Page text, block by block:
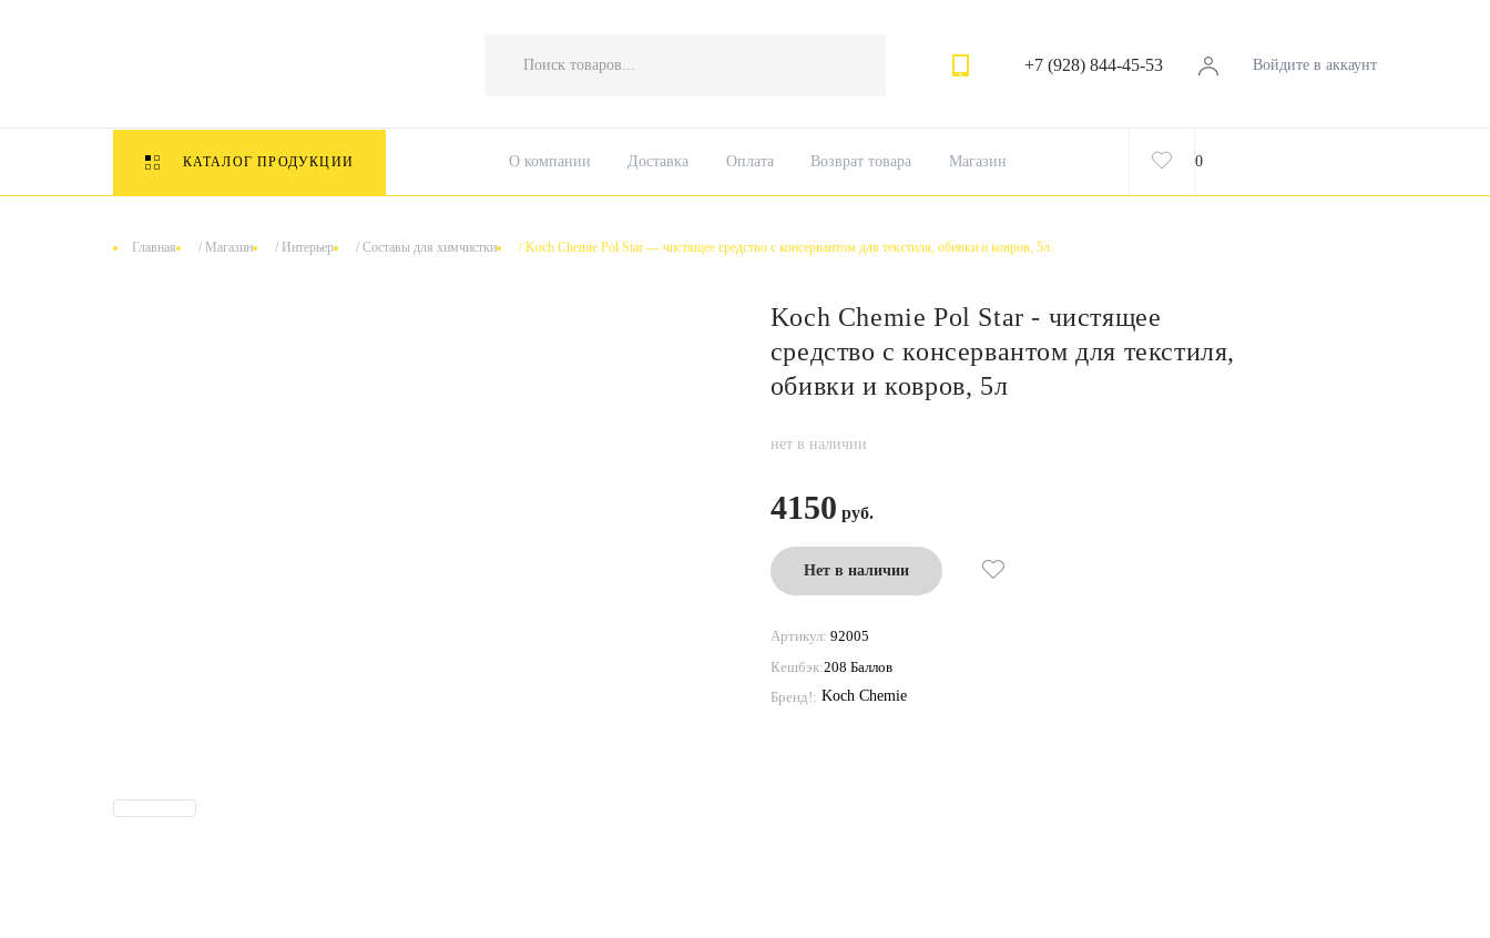
товаров
+7 (928) 844-45-53 Войдите в аккаунт
КАТАЛОГ ПРОДУКЦИИ О компании Доставка Оплата Возврат товара Магазин 0
Главная / Магазин / Интерьер / Составы для химчистки /Koch Chemie Pol Star — чистящее средство с консервантом для текстиля, обивки и ковров, 5л
Koch Chemie Pol Star - чистящее
средство с консервантом для текстиля,
обивки и ковров, 5л
нет в наличии
4150
Нет в наличии
Артикул: 92005
Кешбэк:208 Баллов
Бренд!: Koch Chemie